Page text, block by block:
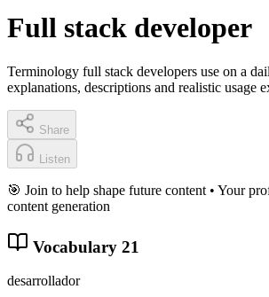
Full stack developer
Terminology full stack developers use on a
explanations, descriptions and realistic usage
Share
Listen
🎯 Join to help shape future content • Your
content generation
Vocabulary 21
desarrollador